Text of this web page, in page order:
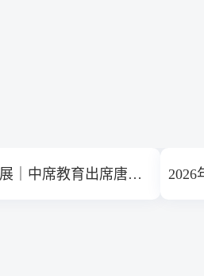
聚力药房高质量发展｜中席教育出席唐山药房团拜会 2026